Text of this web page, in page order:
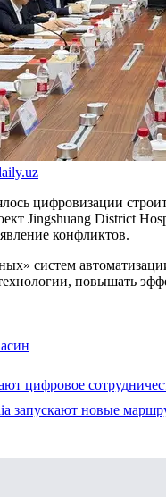
цифровизации
Jingshuang District
конфликтов.
систем
повышать
цифровое
запускают новые